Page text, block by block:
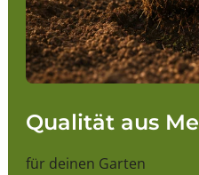
Qualität aus
für deinen Garten